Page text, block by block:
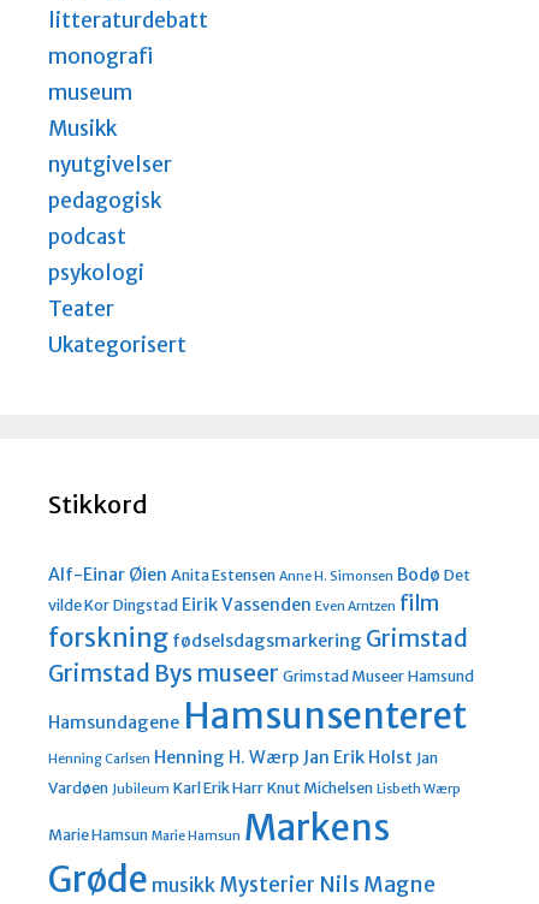
litteraturdebatt
monografi
museum
Musikk
nyutgivelser
pedagogisk
podcast
psykologi
Teater
Ukategorisert
Stikkord
Alf-Einar Øien Anita Estensen Anne H. Simonsen Bodø Det
vilde KorDingstad Eirik Vassenden Even Arntzen film
forskning fødselsdagsmarkering Grimstad
Grimstad Bys museer Grimstad MuseerHamsund
Hamsundagene Hamsunsenteret
Henning Carlsen Henning H. Wærp Jan Erik Holst Jan
Vardøen Jubileum Karl Erik HarrKnut Michelsen Lisbeth Wærp
Marie Hamsun Marie Hamsun Markens
Grøde musikk Mysterier Nils Magne